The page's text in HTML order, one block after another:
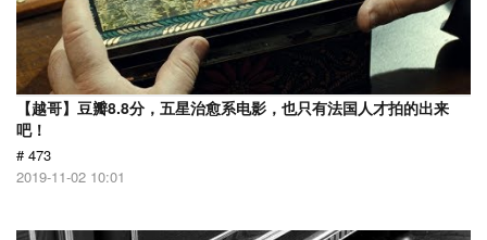
【越哥】豆瓣8.8分，五星治愈系电影，也只有法国人才拍的出来
吧！
# 473
2019-11-02 10:01